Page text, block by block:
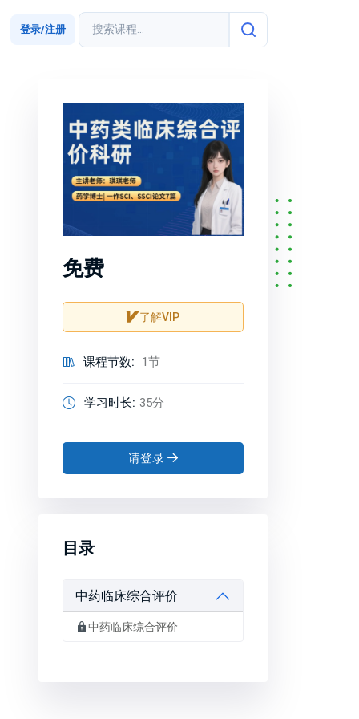
登录/注册
免费
了解VIP
课程节数: 1节
学习时长: 35分
请登录
目录
中药临床综合评价
中药临床综合评价